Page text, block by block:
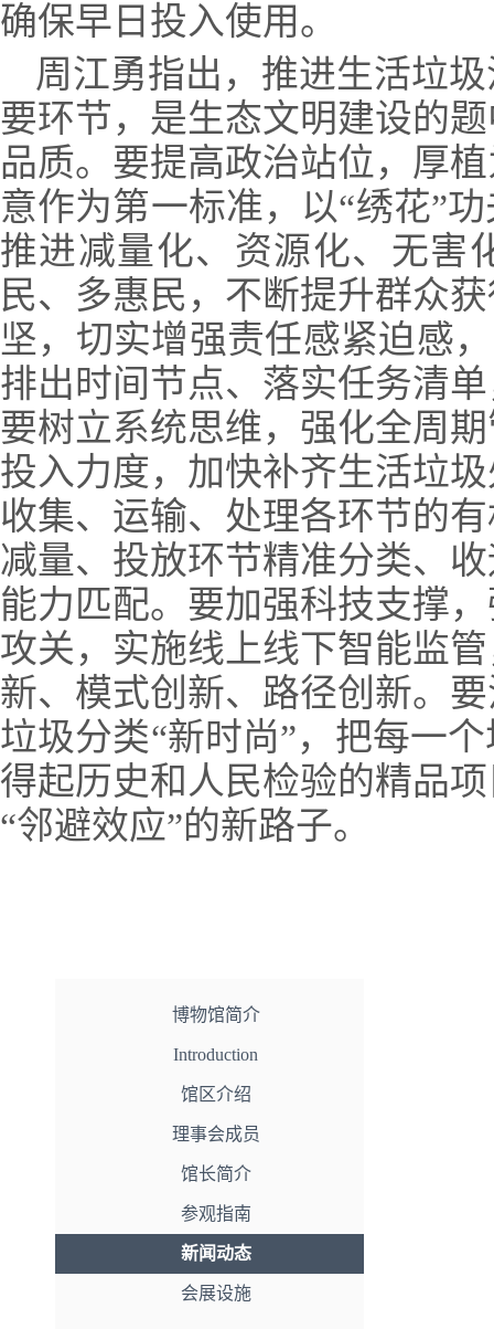
确保早日投入使用。
周江勇指出，推进生活垃
要环节，是生态文明建设的
品质。要提高政治站位，厚
意作为第一标准，以“绣花”
推进减量化、资源化、无害
民、多惠民，不断提升群众
坚，切实增强责任感紧迫感
排出时间节点、落实任务清
要树立系统思维，强化全周
投入力度，加快补齐生活垃
收集、运输、处理各环节的
减量、投放环节精准分类、
能力匹配。要加强科技支撑
攻关，实施线上线下智能监
新、模式创新、路径创新。
垃圾分类“新时尚”，把每一
得起历史和人民检验的精品
“邻避效应”的新路子。
博物馆简介
Introduction
馆区介绍
理事会成员
馆长简介
参观指南
新闻动态
会展设施